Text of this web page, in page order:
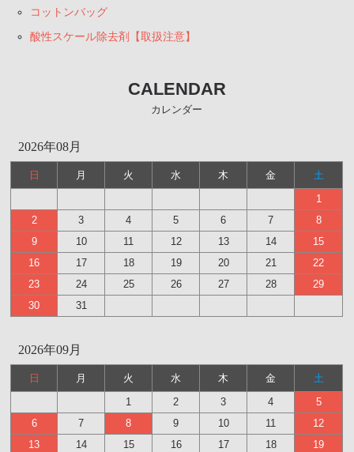
コットンバッグ
酸性スケール除去剤【取扱注意】
CALENDAR
カレンダー
2026年08月
日 月 火 水 木 金
土
1
2
3 4 5 6 7
8
9
10 11 12 13 14
15
16
17 18 19 20 21
22
23
24 25 26 27 28
29
30
31
2026年09月
日 月 火 水 木 金
土
1
2 3 4
5
6
7 8 9 10 11
12
13
14 15 16 17 18
19